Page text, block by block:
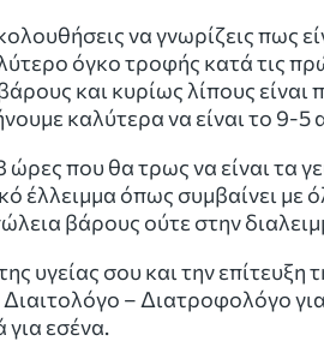
να γνωρίζεις πως
όγκο τροφής κατά τις
και κυρίως λίπους
καλύτερα να είναι το 9-5
ώρες που θα τρως να είναι τα
έλλειμμα όπως συμβαίνει με
βάρους ούτε στην
υγείας σου και την
– Διατροφολόγο
για εσένα.